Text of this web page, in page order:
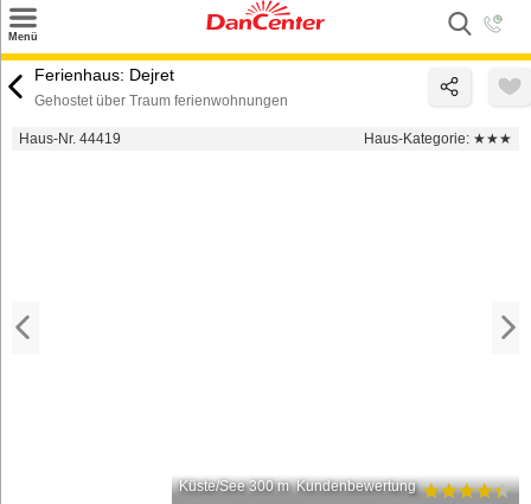
Menü
Suchen
Ferienhaus: Dejret
Gehostet über Traum ferienwohnungen
Haus-Nr. 44419 Haus-Kategorie: ★★★
Küste/See 300 m Kundenbewertung